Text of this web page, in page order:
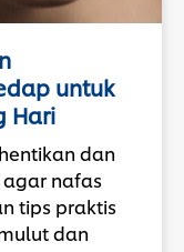
untuk
Hari
dan
nafas
tips praktis
dan